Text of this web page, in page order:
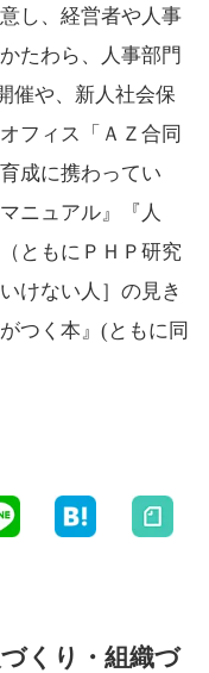
し、経営者や人事
たわら、人事部門
催や、新人社会保
フィス「ＡＺ合同
成に携わってい
ニュアル』『人
ともにＰＨＰ研究
けない人］の見き
つく本』(ともに同
くり・組織づ